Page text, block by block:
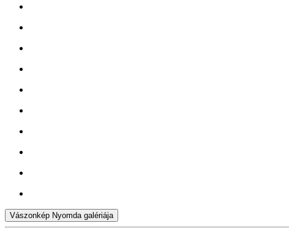
Vászonkép Nyomda galériája